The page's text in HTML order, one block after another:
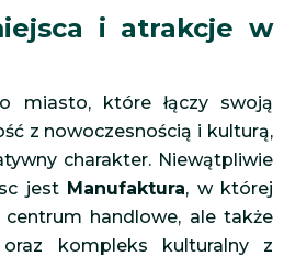
i atrakcje w
miasto, które łączy swoją
z nowoczesnością i kulturą,
charakter. Niewątpliwie
jest Manufaktura, w której
handlowe, ale także
oraz kompleks kulturalny z